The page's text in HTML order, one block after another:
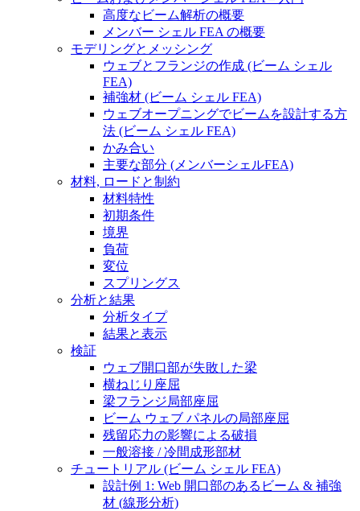
高度なビーム解析の概要
メンバー シェル FEA の概要
モデリングとメッシング
ウェブとフランジの作成 (ビーム シェル
FEA)
補強材 (ビーム シェル FEA)
ウェブオープニングでビームを設計する方
法 (ビーム シェル FEA)
かみ合い
主要な部分 (メンバーシェルFEA)
材料, ロードと制約
材料特性
初期条件
境界
負荷
変位
スプリングス
分析と結果
分析タイプ
結果と表示
検証
ウェブ開口部が失敗した梁
横ねじり座屈
梁フランジ局部座屈
ビーム ウェブ パネルの局部座屈
残留応力の影響による破損
一般溶接 / 冷間成形部材
チュートリアル (ビーム シェル FEA)
設計例 1: Web 開口部のあるビーム & 補強
材 (線形分析)